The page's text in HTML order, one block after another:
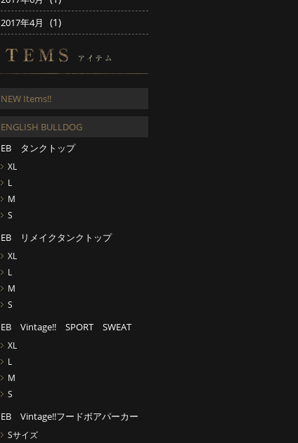
2017年4月 (1)
NEW Items!!
ENGLISH BULLDOG
EB タンクトップ
XL
L
M
S
EB リメイクタンクトップ
XL
L
M
S
EB Vintage!! SPORT SWEAT
XL
L
M
S
EB Vintage!!フードボアパーカー
Sサイズ